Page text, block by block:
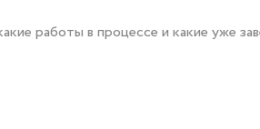
работы в процессе и какие уже